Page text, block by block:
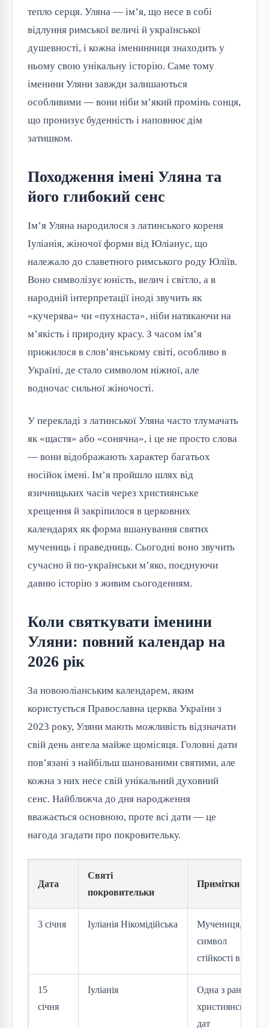
тепло серця. Уляна — ім’я, що несе в собі
відлуння римської величі й української
душевності, і кожна іменинниця знаходить у
ньому свою унікальну історію. Саме тому
іменини Уляни завжди залишаються
особливими — вони ніби м’який промінь сонця,
що пронизує буденність і наповнює дім
затишком.
Походження імені Уляна та
його глибокий сенс
Ім’я Уляна народилося з латинського кореня
Іуліанія, жіночої форми від Юліанус, що
належало до славетного римського роду Юліїв.
Воно символізує юність, велич і світло, а в
народній інтерпретації іноді звучить як
«кучерява» чи «пухнаста», ніби натякаючи на
м’якість і природну красу. З часом ім’я
прижилося в слов’янському світі, особливо в
Україні, де стало символом ніжної, але
водночас сильної жіночості.
У перекладі з латинської Уляна часто тлумачать
як «щастя» або «сонячна», і це не просто слова
— вони відображають характер багатьох
носійок імені. Ім’я пройшло шлях від
язичницьких часів через християнське
хрещення й закріпилося в церковних
календарях як форма вшанування святих
мучениць і праведниць. Сьогодні воно звучить
сучасно й по-українськи м’яко, поєднуючи
давню історію з живим сьогоденням.
Коли святкувати іменини
Уляни: повний календар на
2026 рік
За новоюліанським календарем, яким
користується Православна церква України з
2023 року, Уляни мають можливість відзначати
свій день ангела майже щомісяця. Головні дати
пов’язані з найбільш шанованими святими, але
кожна з них несе свій унікальний духовний
сенс. Найближча до дня народження
вважається основною, проте всі дати — це
нагода згадати про покровительку.
Дата
Святі
покровительки
Примітки
3 січня Іуліанія Нікомідійська
Мучениця,
символ
стійкості в вірі
15
січня
Іуліанія
Одна з ранніх
християнських
дат